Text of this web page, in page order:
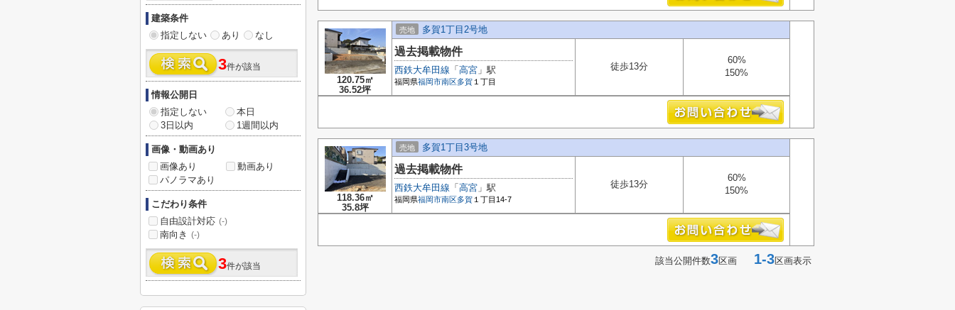
120.75㎡
36.52坪
売地 多賀1丁目2号地
過去掲載物件
西鉄大牟田線 「 高宮 」駅
福岡県福岡市南区 多賀 １丁目
徒歩13分
60%
150%
118.36㎡
35.8坪
売地 多賀1丁目3号地
過去掲載物件
西鉄大牟田線 「 高宮 」駅
福岡県福岡市南区 多賀 １丁目14-7
徒歩13分
60%
150%
該当公開件数3区画 1-3区画表示
建築条件
指定しない
あり なし
3件が該当
情報公開日
指定しない
本日
3日以内
1週間以内
画像・動画あり
画像あり
動画あり
パノラマあり
こだわり条件
自由設計対応 (-)
南向き (-)
3件が該当